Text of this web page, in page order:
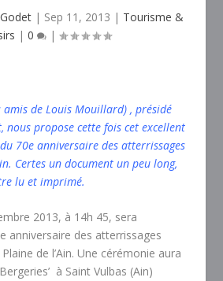
| Sep 11, 2013 | Tourisme &
| 0 |
amis de Louis Mouillard) , présidé
nous propose cette fois cet excellent
70e anniversaire des atterrissages
Certes un document un peu long,
lu et imprimé.
2013, à 14h 45, sera
anniversaire des atterrissages
de l’Ain. Une cérémonie aura
à Saint Vulbas (Ain)